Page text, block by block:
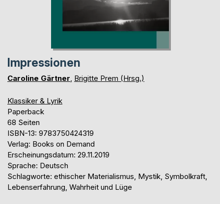
Impressionen
Caroline Gärtner Brigitte Prem (Hrsg.)
Klassiker & Lyrik
Paperback
68 Seiten
ISBN-13: 9783750424319
Verlag: Books on Demand
Erscheinungsdatum: 29.11.2019
Sprache: Deutsch
Schlagworte: ethischer Materialismus, Mystik, Symbolkraft,
Lebenserfahrung, Wahrheit und Lüge